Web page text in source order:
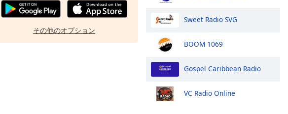
その他のオプション
Sweet Radio SVG
BOOM 1069
Gospel Caribbean Radio
VC Radio Online